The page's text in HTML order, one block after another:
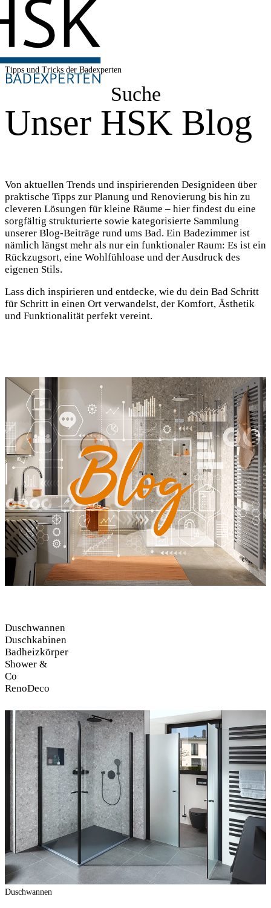
Suche
Tipps und Tricks der Badexperten
Unser HSK Blog
Von aktuellen Trends und inspirierenden Designideen über
praktische Tipps zur Planung und Renovierung bis hin zu
cleveren Lösungen für kleine Räume – hier findest du eine
sorgfältig strukturierte sowie kategorisierte Sammlung
unserer Blog-Beiträge rund ums Bad. Ein Badezimmer ist
nämlich längst mehr als nur ein funktionaler Raum: Es ist ein
Rückzugsort, eine Wohlfühloase und der Ausdruck des
eigenen Stils.
Lass dich inspirieren und entdecke, wie du dein Bad Schritt
für Schritt in einen Ort verwandelst, der Komfort, Ästhetik
und Funktionalität perfekt vereint.
Duschwannen
Duschwannen
Duschkabinen
Badheizkörper
Shower &
Co
RenoDeco